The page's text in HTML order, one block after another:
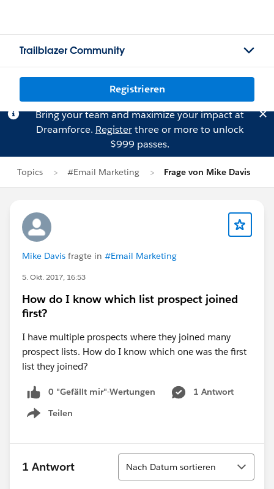
Trailblazer Community
Registrieren
Bring your team and maximize your impact at
Dreamforce. Registerthree or more to unlock
$999 passes.
Topics #Email Marketing Frage von Mike Davis
Mike Davis fragte in #Email Marketing
5. Okt. 2017, 16:53
How do I know which list prospect joined
first?
I have multiple prospects where they joined many
prospect lists. How do I know which one was the first
list they joined?
0 "Gefällt mir"-Wertungen
1 Antwort
Teilen
Show menu
1 Antwort
Sortieren
Nach Datum sortieren